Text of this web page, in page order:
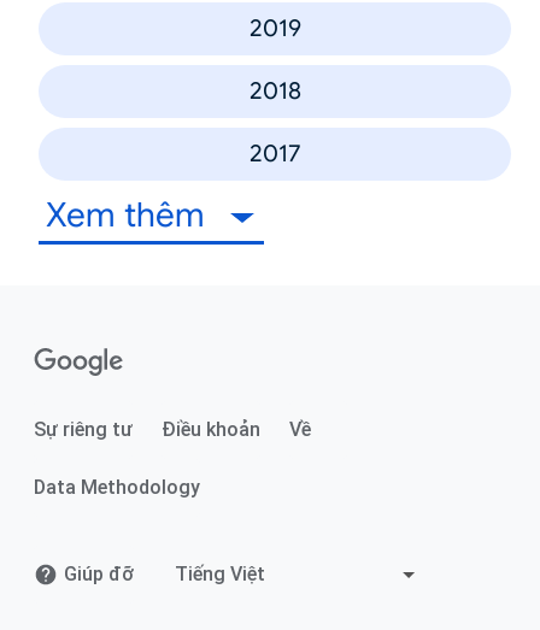
2019
2018
2017
Xem thêm
Sự riêng tư Điều khoản Về
Data Methodology
Giúp đỡ